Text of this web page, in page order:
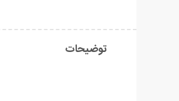
توضیحات